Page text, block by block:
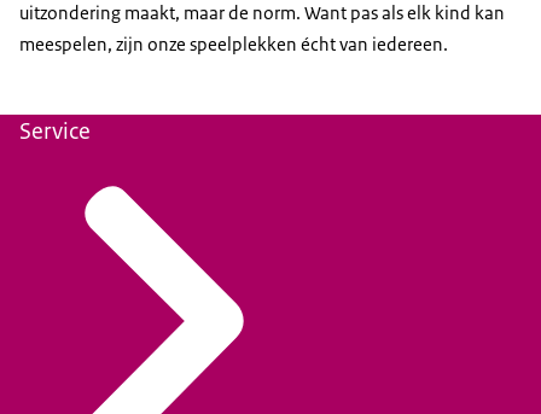
uitzondering maakt, maar de norm. Want pas als elk kind kan
meespelen, zijn onze speelplekken écht van iedereen.
Service